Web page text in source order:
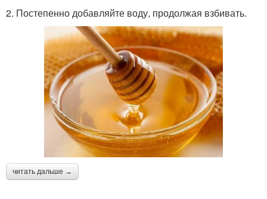
2. Постепенно добавляйте воду, продолжая взбивать.
читать дальше →